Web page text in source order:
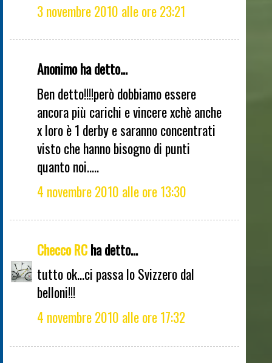
3 novembre 2010 alle ore 23:21
Anonimo ha detto...
Ben detto!!!!però dobbiamo essere
ancora più carichi e vincere xchè anche
x loro è 1 derby e saranno concentrati
visto che hanno bisogno di punti
quanto noi.....
4 novembre 2010 alle ore 13:30
Checco RCha detto...
tutto ok...ci passa lo Svizzero dal
belloni!!!
4 novembre 2010 alle ore 17:32